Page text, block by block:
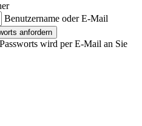
Benutzername oder E-Mail
anfordern
wird per E-Mail an Sie